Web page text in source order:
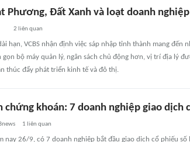
Phương, Đất Xanh và loạt doanh
2 liên quan
hạn, VCBS nhận định việc sáp nhập tỉnh thành mang
gọn bộ máy quản lý, ngân sách chủ động hơn, vị trí địa lý
thúc đẩy phát triển kinh tế và đô thị.
chứng khoán: 7 doanh nghiệp giao
1 liên quan
nay 26/9, có 7 doanh nghiệp bắt đầu giao dịch cổ phiếu